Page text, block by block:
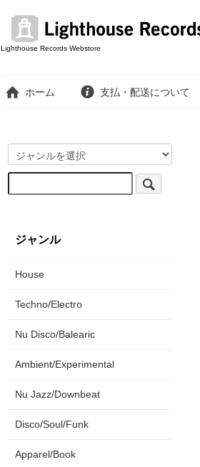
Lighthouse Records Webstore
ホーム 支払・配送について
ジャンル
House
Techno/Electro
Nu Disco/Balearic
Ambient/Experimental
Nu Jazz/Downbeat
Disco/Soul/Funk
Apparel/Book